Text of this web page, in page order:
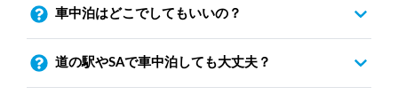
車中泊はどこでしてもいいの？
道の駅やSAで車中泊しても大丈夫？